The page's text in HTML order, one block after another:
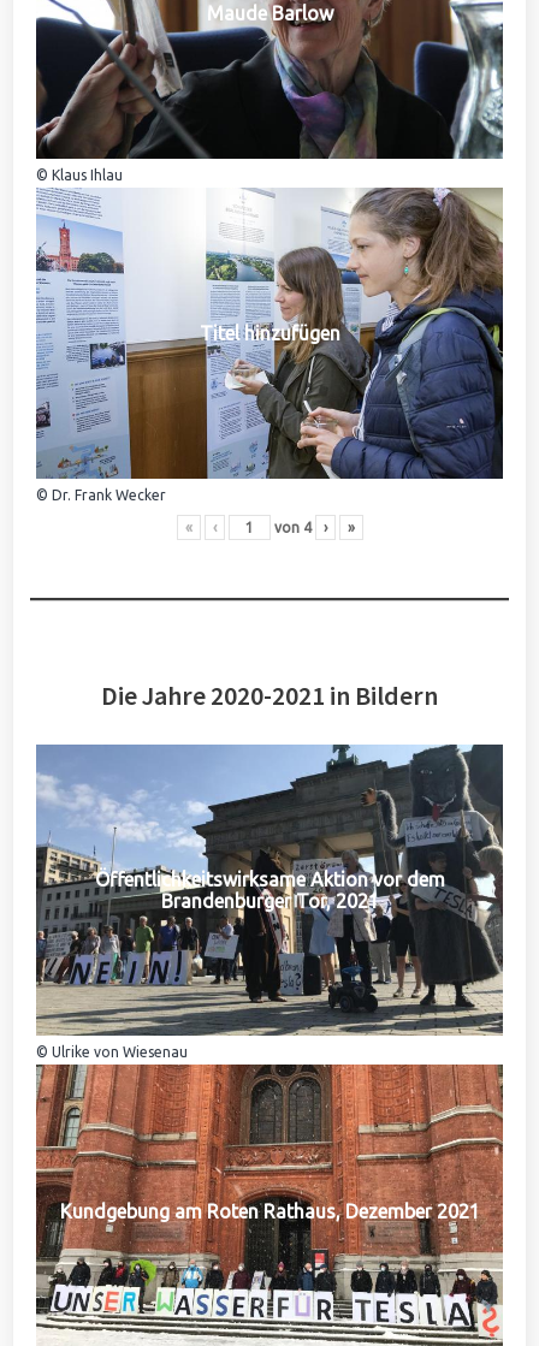
Maude Barlow
© Klaus Ihlau
Titel hinzufügen
© Dr. Frank Wecker
« ‹ von 4 › »
Die Jahre 2020-2021 in Bildern
Öffentlichkeitswirksame Aktion vor dem
Brandenburger Tor, 2021
© Ulrike von Wiesenau
Kundgebung am Roten Rathaus, Dezember 2021